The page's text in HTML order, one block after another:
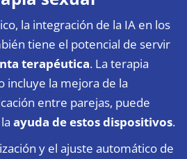
la integración de la IA en los
tiene el potencial de servir
terapéutica. La terapia
incluye la mejora de la
entre parejas, puede
ayuda de estos dispositivos.
y el ajuste automático de